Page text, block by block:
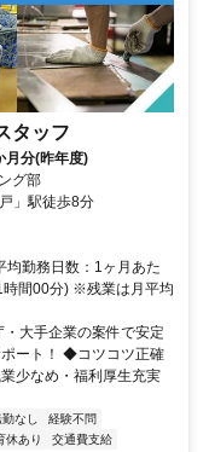
タッフ
月分(昨年度)
グ部
」駅徒歩8分
均勤務日数：1ヶ月あた
時間00分) ※残業は月平均
大手企業の案件で安定
ート！ ◆コツコツ正確
少なめ・福利厚生充実
なし
経験不問
休あり
交通費支給